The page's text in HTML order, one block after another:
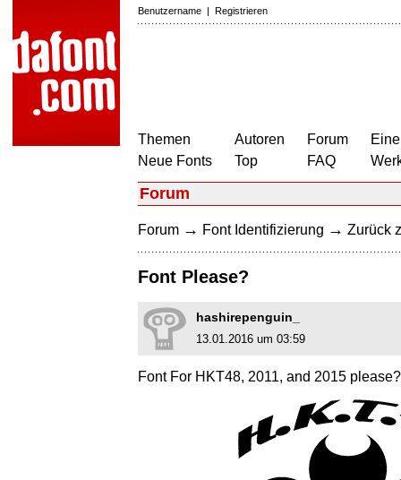
Benutzername | Registrieren
Themen
Neue Fonts
Autoren
Top
Forum
FAQ
Forum
Forum → Font Identifizierung → Zurück
Font Please?
hashirepenguin_
13.01.2016 um 03:59
Font For HKT48, 2011, and 2015 please?